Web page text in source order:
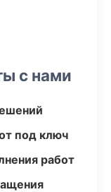
с нами
под ключ
работ